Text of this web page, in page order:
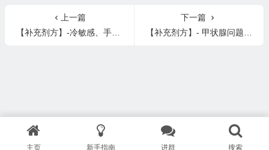
上一篇
【补充剂方】-冷敏感、手脚冰凉、热敏感性、湿度敏感度、日光过敏
下一篇
【补充剂方】- 甲状腺问题（结节、甲亢、甲减、囊肿、桥本、（弥漫性）甲状腺炎、甲状腺癌
主页 新手指南 进群 搜索